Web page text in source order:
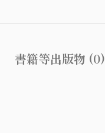
書籍等出版物 (0)